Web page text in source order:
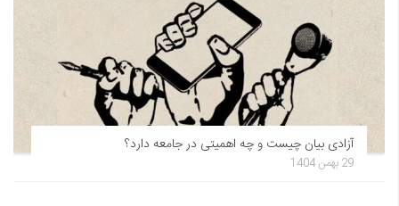
آزادی بیان چیست و چه اهمیتی در جامعه دارد؟
29 بهمن 1404